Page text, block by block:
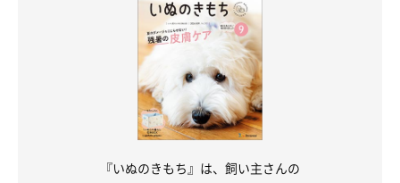
『いぬのきもち』は、飼い主さんの